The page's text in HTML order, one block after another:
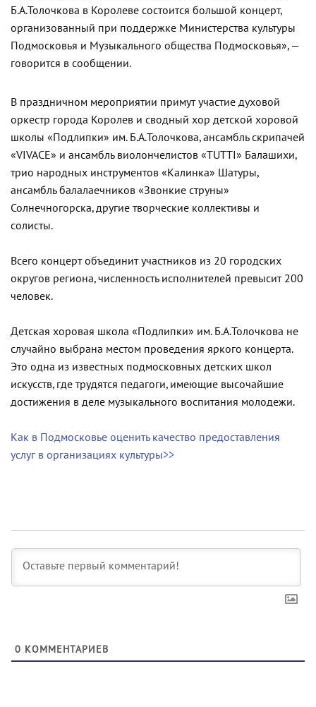
Б.А.Толочкова в Королеве состоится большой концерт,
организованный при поддержке Министерства культуры
Подмосковья и Музыкального общества Подмосковья», —
говорится в сообщении.
В праздничном мероприятии примут участие духовой
оркестр города Королев и сводный хор детской хоровой
школы «Подлипки» им. Б.А.Толочкова, ансамбль скрипачей
«VIVACE» и ансамбль виолончелистов «TUTTI» Балашихи,
трио народных инструментов «Калинка» Шатуры,
ансамбль балалаечников «Звонкие струны»
Солнечногорска, другие творческие коллективы и
солисты.
Всего концерт объединит участников из 20 городских
округов региона, численность исполнителей превысит 200
человек.
Детская хоровая школа «Подлипки» им. Б.А.Толочкова не
случайно выбрана местом проведения яркого концерта.
Это одна из известных подмосковных детских школ
искусств, где трудятся педагоги, имеющие высочайшие
достижения в деле музыкального воспитания молодежи.
Как в Подмосковье оценить качество предоставления
услуг в организациях культуры>>
0 КОММЕНТАРИЕВ